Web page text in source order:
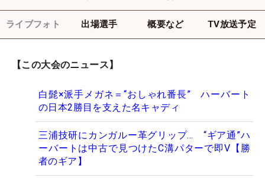
ライブフォト 出場選手 概要など TV放送予定
【この大会のニュース】
白髭×派手メガネ＝“おしゃれ番長” ハーバート
の日本2勝目を支えた名キャディ
三浦技研にカンガルー革グリップ… “ギア通”ハ
ーバートは中古で見つけたC溝パターで即V【勝
者のギア】